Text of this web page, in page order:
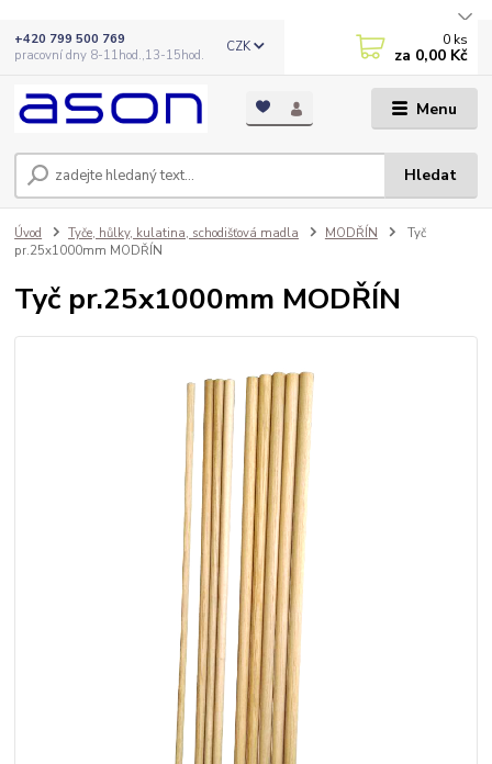
Menu
CZK
Hledat
+420 799 500 769
pracovní dny 8-11hod.,13-15hod.
0 ks
za 0,00 Kč
Úvod Tyče, hůlky, kulatina, schodišťová madla MODŘÍN
Tyč
pr.25x1000mm MODŘÍN
Tyč pr.25x1000mm MODŘÍN